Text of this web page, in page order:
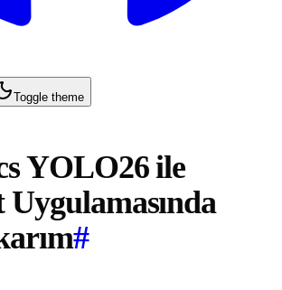
Toggle theme
YOLO26 ile
#